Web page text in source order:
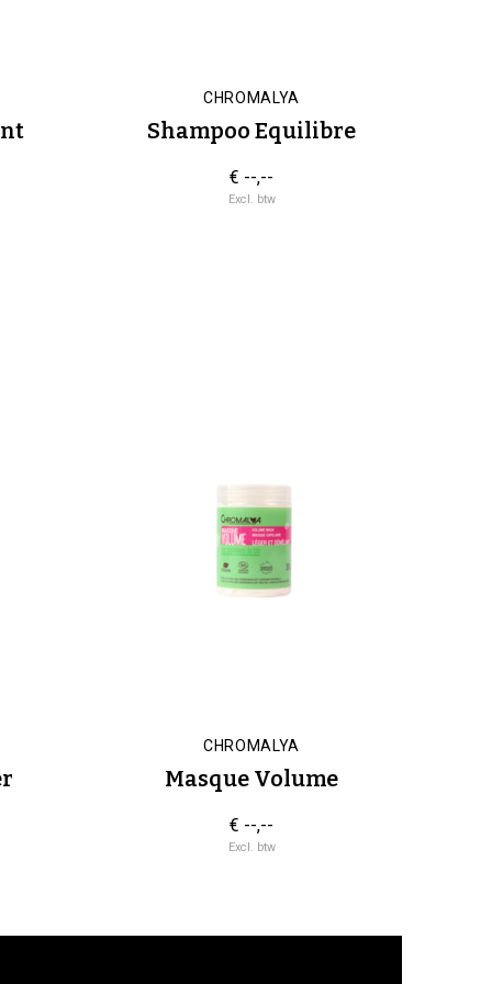
CHROMALYA
Shampoo Equilibre
€ --,--
Excl. btw
CHROMALYA
Masque Volume
€ --,--
Excl. btw